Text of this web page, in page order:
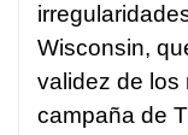
Wisconsin,
validez de los
campaña de